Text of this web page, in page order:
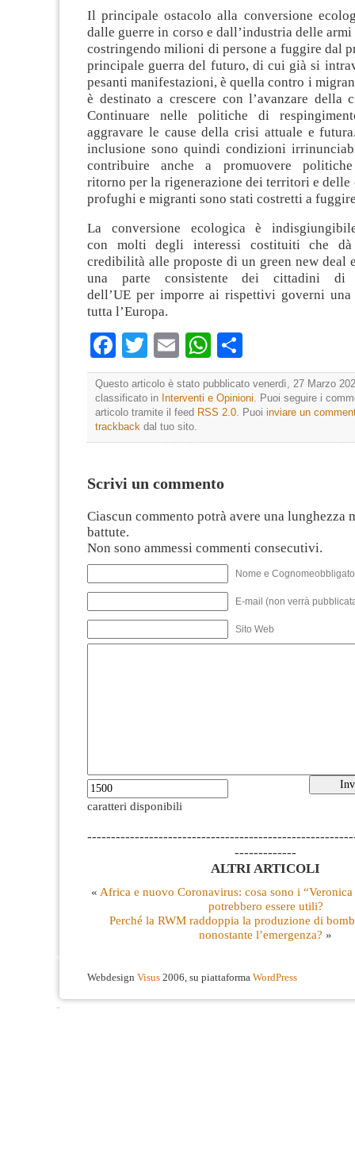
Il principale ostacolo alla conversione
dalle guerre in corso e dall’industria delle
costringendo milioni di persone a fuggire dal
principale guerra del futuro, di cui già si
pesanti manifestazioni, è quella contro i
è destinato a crescere con l’avanzare della
Continuare nelle politiche di
aggravare le cause della crisi attuale e
inclusione sono quindi condizioni
contribuire anche a promuovere
ritorno per la rigenerazione dei territori e delle
profughi e migranti sono stati costretti a
La conversione ecologica è
con molti degli interessi costituiti che dà
credibilità alle proposte di un green new deal
una parte consistente dei cittadini
dell’UE per imporre ai rispettivi governi
tutta l’Europa.
Facebook
TwitterEmailWhatsApp
Questo articolo è stato pubblicato venerdì, 27 Marzo
classificato in Interventi e Opinioni . Puoi seguire i
articolo tramite il feed RSS 2.0 . Puoi inviare un
trackback dal tuo sito.
Scrivi un commento
Ciascun commento potrà avere una lunghezza
battute.
Non sono ammessi commenti consecutivi.
Nome e
E-mail (non verrà
Sito Web
caratteri disponibili
-------------
ALTRI ARTICOLI
« Africa e nuovo Coronavirus: cosa sono i
potrebbero essere utili?
Perché la RWM raddoppia la produzione di
nonostante l’emergenza? »
Webdesign Visus 2006, su piattaforma WordPress